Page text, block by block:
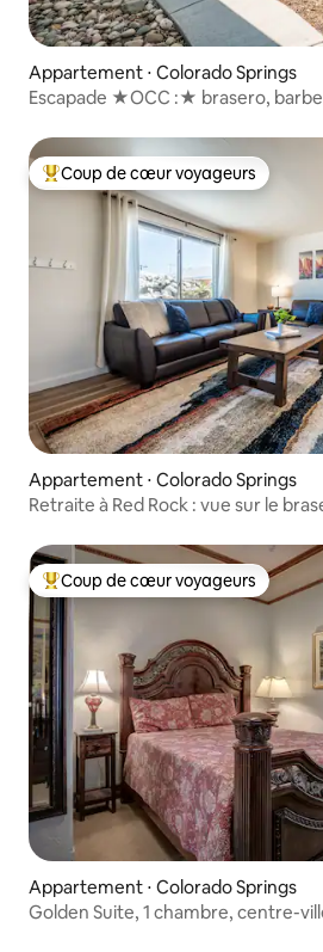
Appartement ⋅ Colorado Springs
Escapade ★OCC :★ brasero,
Coups de cœur voyageurs les plus
Coup de cœur voyageurs
Appartement ⋅ Colorado Springs
Retraite à Red Rock : vue sur le
Coups de cœur voyageurs les plus
Coup de cœur voyageurs
Appartement ⋅ Colorado Springs
Golden Suite, 1 chambre, centre-